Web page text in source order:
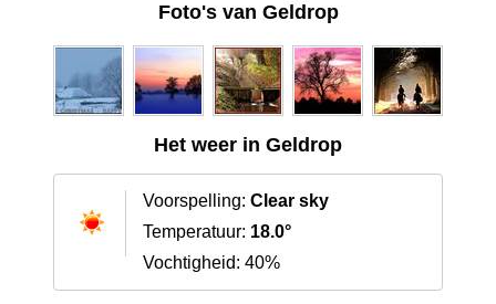
Foto's van Geldrop
Het weer in Geldrop
Voorspelling: Clear sky
Temperatuur: 18.0°
Vochtigheid: 40%